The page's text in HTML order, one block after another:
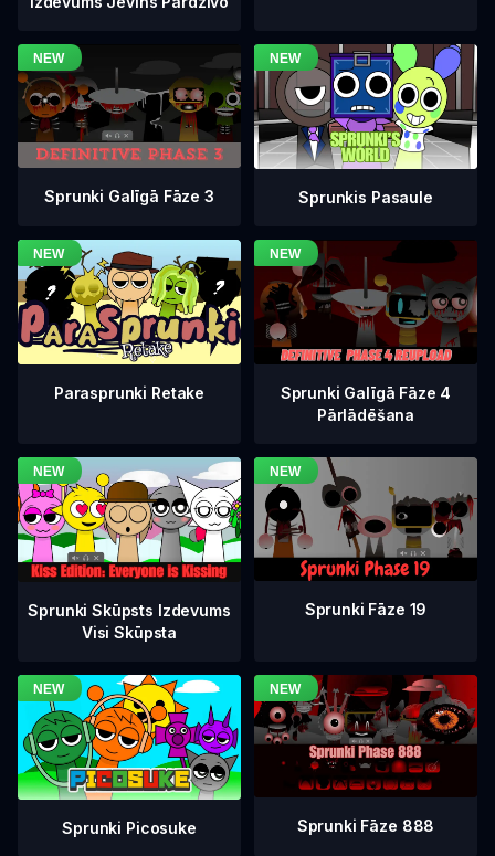
Sprunki Galīgā Fāze 3 Sprunkis Pasaule
Parasprunki Retake
Sprunki Galīgā Fāze 4
Pārlādēšana
Sprunki Skūpsts Izdevums
Visi Skūpsta
Sprunki Fāze 19
Sprunki Picosuke Sprunki Fāze 888